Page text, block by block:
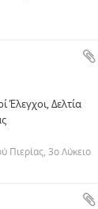
Έλεγχοι, Δελτία
Πιερίας, 3ο Λύκειο